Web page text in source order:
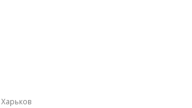
Харьков